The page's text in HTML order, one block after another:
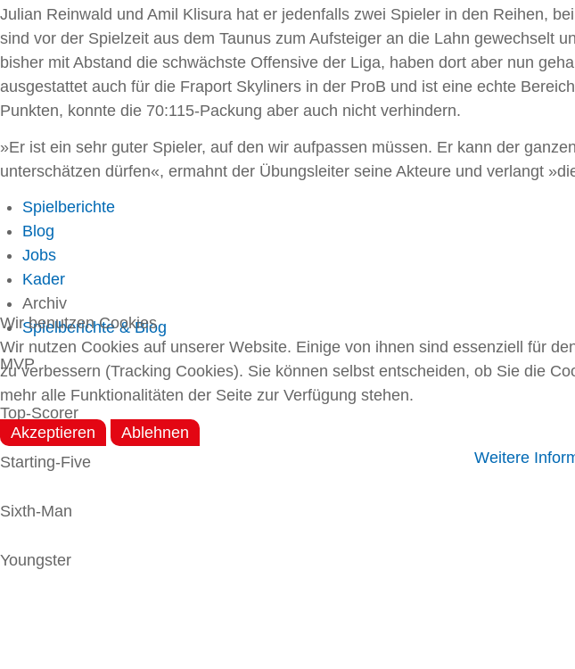
Julian Reinwald und Amil Klisura hat er jedenfalls zwei Spieler in den Reihen,
sind vor der Spielzeit aus dem Taunus zum Aufsteiger an die Lahn gewechselt
bisher mit Abstand die schwächste Offensive der Liga, haben dort aber nun
ausgestattet auch für die Fraport Skyliners in der ProB und ist eine echte
Punkten, konnte die 70:115-Packung aber auch nicht verhindern.
»Er ist ein sehr guter Spieler, auf den wir aufpassen müssen. Er kann der
unterschätzen dürfen«, ermahnt der Übungsleiter seine Akteure und verlangt
Spielberichte
Blog
Jobs
Kader
Archiv
Spielberichte & Blog
MVP
Top-Scorer
Starting-Five
Sixth-Man
Youngster
Wir benutzen Cookies
Wir nutzen Cookies auf unserer Website. Einige von ihnen sind essenziell für
zu verbessern (Tracking Cookies). Sie können selbst entscheiden, ob Sie die
mehr alle Funktionalitäten der Seite zur Verfügung stehen.
Akzeptieren
Ablehnen
Weitere